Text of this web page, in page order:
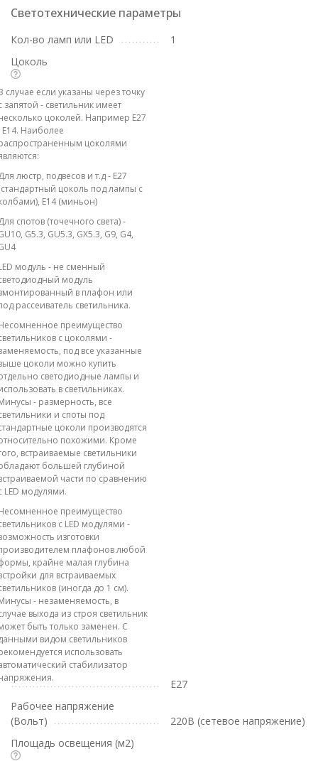
Светотехнические параметры
Кол-во ламп или LED
1
Цоколь
случае если указаны через точку
запятой - светильник имеет
цоколей. Например E27
E14. Наиболее
цоколями
люстр, подвесов и т.д - E27
цоколь под лампы с
E14 (миньон)
спотов (точечного света) -
G5.3, GU5.3, GX5.3, G9, G4,
модуль - не сменный
модуль
в плафон или
рассеиватель светильника.
преимущество
с цоколями -
под все указанные
цоколи можно купить
светодиодные лампы и
в светильниках.
- размерность, все
и споты под
цоколи производятся
похожими. Кроме
встраиваемые светильники
большей глубиной
части по сравнению
LED модулями.
преимущество
с LED модулями -
изготовки
плафонов любой
крайне малая глубина
для встраиваемых
(иногда до 1 см).
- незаменяемость, в
выхода из строя светильник
быть только заменен. С
видом светильников
использовать
стабилизатор
E27
Рабочее напряжение
(Вольт)
220В (сетевое напряжение)
Площадь освещения (м2)